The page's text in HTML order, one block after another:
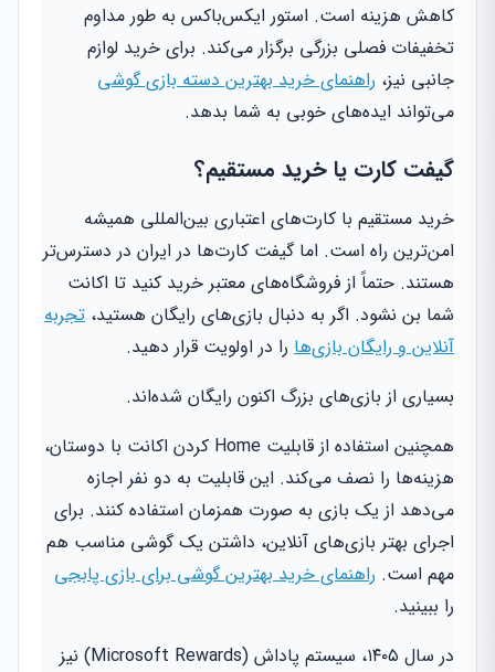
کاهش هزینه است. استور ایکس‌باکس به طور مداوم
تخفیفات فصلی بزرگی برگزار می‌کند. برای خرید لوازم
جانبی نیز، راهنمای خرید بهترین دسته بازی گوشی
می‌تواند ایده‌های خوبی به شما بدهد.
گیفت کارت یا خرید مستقیم؟
خرید مستقیم با کارت‌های اعتباری بین‌المللی همیشه
امن‌ترین راه است. اما گیفت کارت‌ها در ایران در دسترس‌تر
هستند. حتماً از فروشگاه‌های معتبر خرید کنید تا اکانت
شما بن نشود. اگر به دنبال بازی‌های رایگان هستید، تجربه
آنلاین و رایگان بازی‌ها را در اولویت قرار دهید.
بسیاری از بازی‌های بزرگ اکنون رایگان شده‌اند.
همچنین استفاده از قابلیت Home کردن اکانت با دوستان،
هزینه‌ها را نصف می‌کند. این قابلیت به دو نفر اجازه
می‌دهد از یک بازی به صورت همزمان استفاده کنند. برای
اجرای بهتر بازی‌های آنلاین، داشتن یک گوشی مناسب هم
مهم است. راهنمای خرید بهترین گوشی برای بازی پابجی
را ببینید.
در سال ۱۴۰۵، سیستم پاداش (Microsoft Rewards) نیز